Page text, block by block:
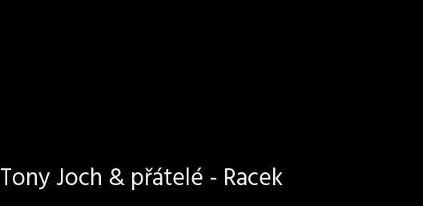
Tony Joch & přátelé - Racek